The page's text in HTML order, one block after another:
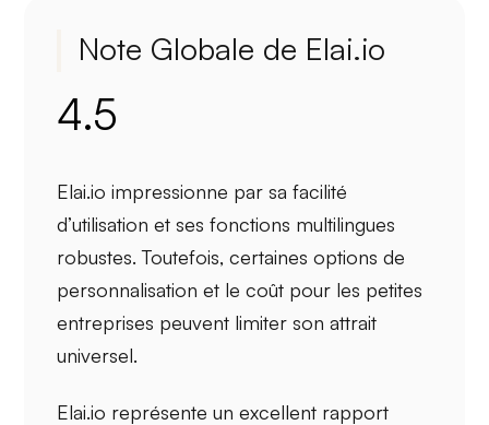
Note Globale de Elai.io
4.5
Elai.io impressionne par safacilité
d’utilisation et sesfonctions multilingues
robustes. Toutefois, certaines options de
personnalisation et le coût pour les petites
entreprises peuvent limiter son attrait
universel.
Elai.io représente un excellent rapport